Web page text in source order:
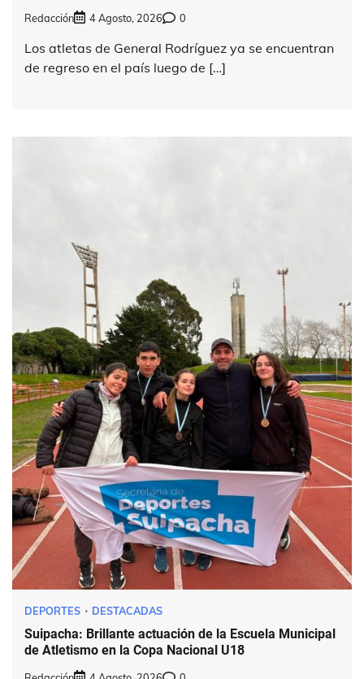
Redacción 4 Agosto, 2026 0
Los atletas de General Rodríguez ya se encuentran
de regreso en el país luego de […]
DEPORTES DESTACADAS
Suipacha: Brillante actuación de la Escuela Municipal
de Atletismo en la Copa Nacional U18